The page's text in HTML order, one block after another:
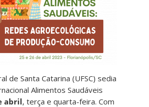
de Santa Catarina (UFSC) sedia
Alimentos Saudáveis
abril, terça e quarta-feira. Com